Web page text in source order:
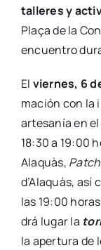
talle­res y
Plaça de la
encuen­tro
El vier­nes, 6
ma­ción con la
arte­sa­nía en
18:30 a 19:00
Ala­quàs,
d’Alaquàs, así
las 19:00
drá lugar la
la aper­tu­ra de